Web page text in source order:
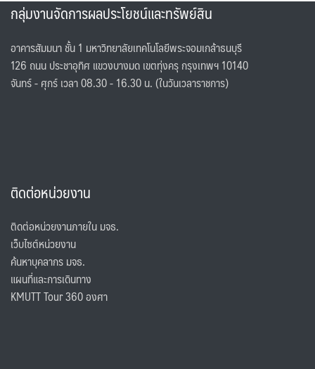
กลุ่มงานจัดการผลประโยชน์และทรัพย์สิน
อาคารสัมมนา ชั้น 1 มหาวิทยาลัยเทคโนโลยีพระจอมเกล้าธนบุรี
126 ถนน ประชาอุทิศ แขวงบางมด เขตทุ่งครุ กรุงเทพฯ 10140
จันทร์ - ศุกร์ เวลา 08.30 - 16.30 น. (ในวันเวลาราชการ)
ติดต่อหน่วยงาน
ติดต่อหน่วยงานภายใน มจธ.
เว็บไซต์หน่วยงาน
ค้นหาบุคลากร มจธ.
แผนที่และการเดินทาง
KMUTT Tour 360 องศา